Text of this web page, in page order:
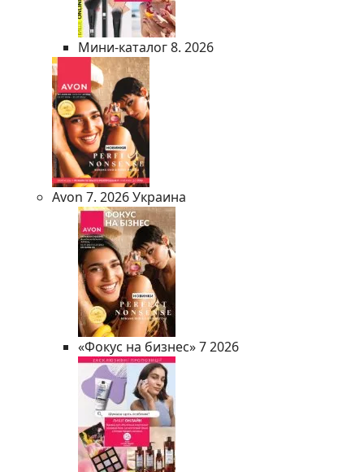
Мини-каталог 8. 2026
Avon 7. 2026 Украина
«Фокус на бизнес» 7 2026